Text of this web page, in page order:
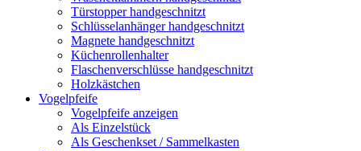
Türstopper handgeschnitzt
Schlüsselanhänger handgeschnitzt
Magnete handgeschnitzt
Küchenrollenhalter
Flaschenverschlüsse handgeschnitzt
Holzkästchen
Vogelpfeife
Vogelpfeife anzeigen
Als Einzelstück
Als Geschenkset / Sammelkasten